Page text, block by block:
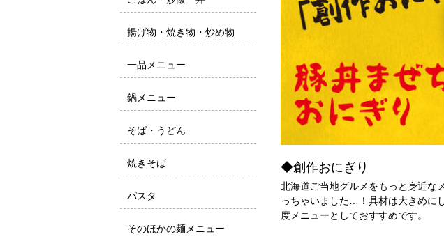
◆創作おにぎり
北海道ご当地グルメをもっと身近な
っちゃいました…！具材は大きめに
度メニューとしておすすめです。
揚げ物・焼き物・炒め物
一品メニュー
鍋メニュー
そば・うどん
焼きそば
パスタ
そのほかの麺メニュー